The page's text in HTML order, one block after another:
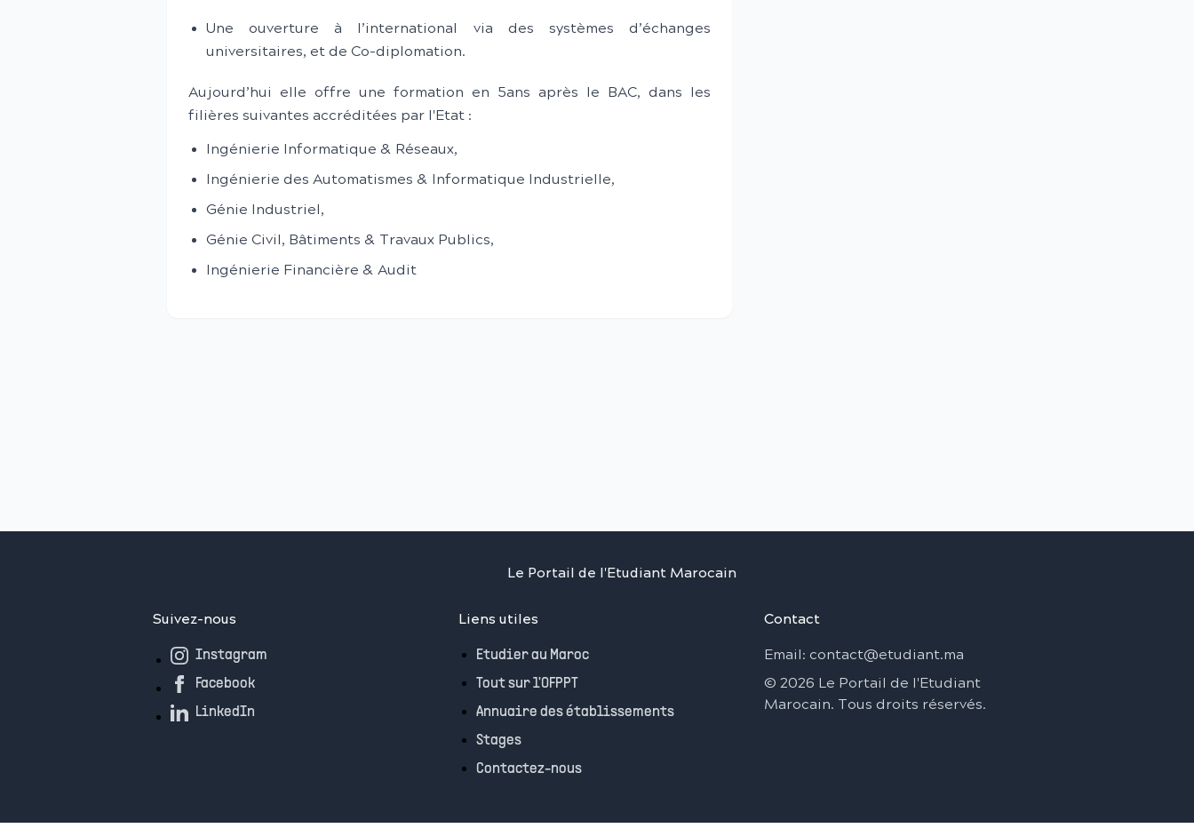
Une ouverture à l’international via des systèmes d’échanges
universitaires, et de Co-diplomation.
Aujourd’hui elle offre une formation en 5ans après le BAC, dans les
filières suivantes accréditées par l'Etat :
Ingénierie Informatique & Réseaux,
Ingénierie des Automatismes & Informatique Industrielle,
Génie Industriel,
Génie Civil, Bâtiments & Travaux Publics,
Ingénierie Financière & Audit
Le Portail de l'Etudiant Marocain
Suivez-nous
Instagram
Facebook
LinkedIn
Liens utiles
Etudier au Maroc
Tout sur l'OFPPT
Annuaire des établissements
Stages
Contactez-nous
Contact
Email: contact@etudiant.ma
© 2026 Le Portail de l'Etudiant
Marocain. Tous droits réservés.